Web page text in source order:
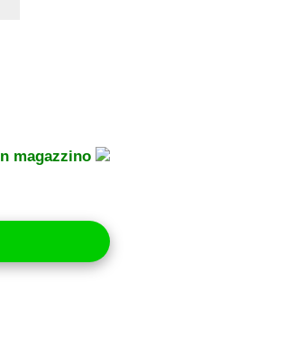
In magazzino